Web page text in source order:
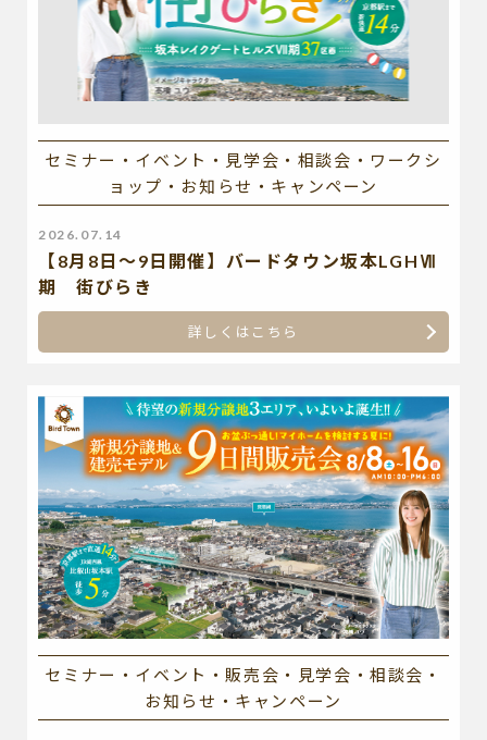
セミナー・イベント・見学会・相談会・ワークシ
ョップ・お知らせ・キャンペーン
2026.07.14
【8月8日～9日開催】バードタウン坂本LGHⅦ
期 街びらき
詳しくはこちら
セミナー・イベント・販売会・見学会・相談会・
お知らせ・キャンペーン